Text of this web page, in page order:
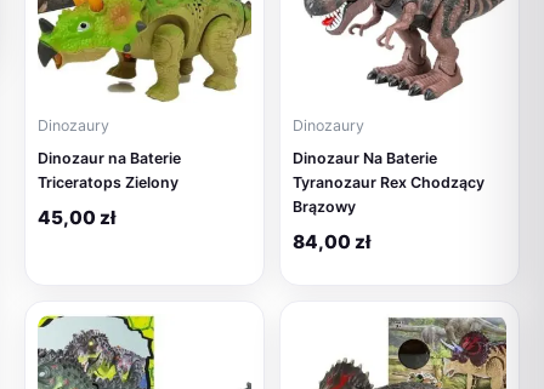
Dinozaury
Dinozaur na Baterie
Triceratops Zielony
45,00 zł
Dinozaury
Dinozaur Na Baterie
Tyranozaur Rex Chodzący
Brązowy
84,00 zł